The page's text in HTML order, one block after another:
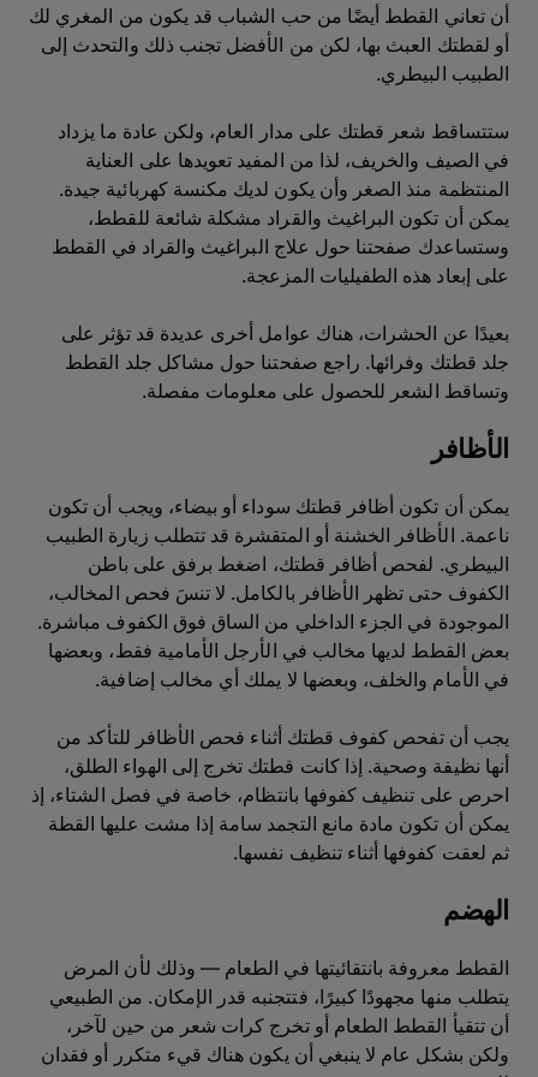
أن تعاني القطط أيضًا من حب الشباب قد يكون من المغري لك
أو لقطتك العبث بها، لكن من الأفضل تجنب ذلك والتحدث إلى
الطبيب البيطري.
ستتساقط شعر قطتك على مدار العام، ولكن عادة ما يزداد
في الصيف والخريف، لذا من المفيد تعويدها على العناية
المنتظمة منذ الصغر وأن يكون لديك مكنسة كهربائية جيدة.
يمكن أن تكون البراغيث والقراد مشكلة شائعة للقطط،
وستساعدك صفحتنا حول علاج البراغيث والقراد في القطط
على إبعاد هذه الطفيليات المزعجة.
بعيدًا عن الحشرات، هناك عوامل أخرى عديدة قد تؤثر على
جلد قطتك وفرائها. راجع صفحتنا حول مشاكل جلد القطط
وتساقط الشعر للحصول على معلومات مفصلة.
الأظافر
يمكن أن تكون أظافر قطتك سوداء أو بيضاء، ويجب أن تكون
ناعمة. الأظافر الخشنة أو المتقشرة قد تتطلب زيارة الطبيب
البيطري. لفحص أظافر قطتك، اضغط برفق على باطن
الكفوف حتى تظهر الأظافر بالكامل. لا تنسَ فحص المخالب،
الموجودة في الجزء الداخلي من الساق فوق الكفوف مباشرة.
بعض القطط لديها مخالب في الأرجل الأمامية فقط، وبعضها
في الأمام والخلف، وبعضها لا يملك أي مخالب إضافية.
يجب أن تفحص كفوف قطتك أثناء فحص الأظافر للتأكد من
أنها نظيفة وصحية. إذا كانت قطتك تخرج إلى الهواء الطلق،
احرص على تنظيف كفوفها بانتظام، خاصة في فصل الشتاء، إذ
يمكن أن تكون مادة مانع التجمد سامة إذا مشت عليها القطة
ثم لعقت كفوفها أثناء تنظيف نفسها.
الهضم
القطط معروفة بانتقائيتها في الطعام — وذلك لأن المرض
يتطلب منها مجهودًا كبيرًا، فتتجنبه قدر الإمكان. من الطبيعي
أن تتقيأ القطط الطعام أو تخرج كرات شعر من حين لآخر،
ولكن بشكل عام لا ينبغي أن يكون هناك قيء متكرر أو فقدان